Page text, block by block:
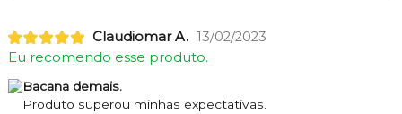
Claudiomar A. 13/02/2023
Eu recomendo esse produto.
Bacana demais.
Produto superou minhas expectativas.